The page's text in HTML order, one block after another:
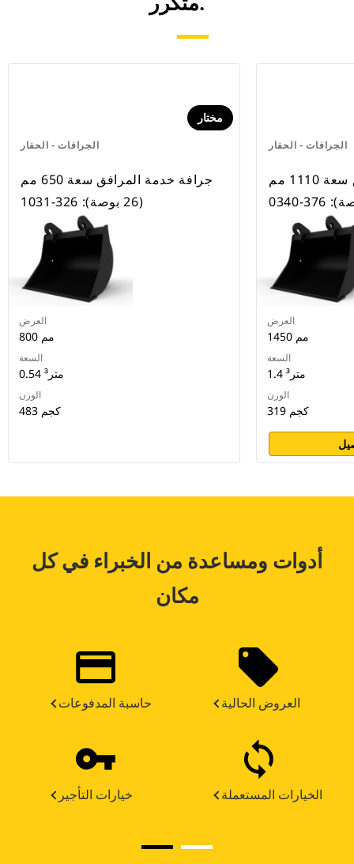
الجرافات - الحفار
مختار
جرافة خدمة المرافق سعة 650 مم
(26 بوصة): 326-1031
العرض
800 مم
السعة
0.54 متر³
الوزن
483 كجم
الجرافات - الحفار
جرافة خدمة المرافق سعة 1110 مم
العرض
1450 مم
السعة
1.4 متر³
الوزن
319 كجم
أدوات ومساعدة من الخبراء في كل
مكان
حاسبة المدفوعات العروض الحالية
خيارات التأجير الخيارات المستعملة